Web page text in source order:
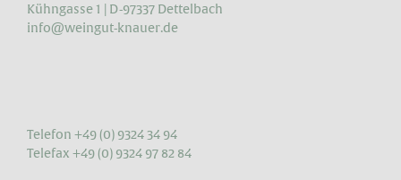
Kühngasse 1 | D-97337 Dettelbach
info@weingut-knauer.de
Telefon +49 (0) 9324 34 94
Telefax +49 (0) 9324 97 82 84